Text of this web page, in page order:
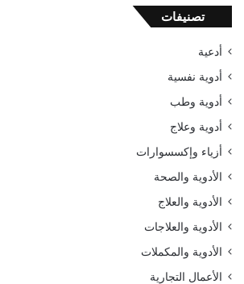
تصنيفات
أدعية
أدوية نفسية
أدوية وطب
أدوية وعلاج
أزياء وإكسسوارات
الأدوية والصحة
الأدوية والعلاج
الأدوية والعلاجات
الأدوية والمكملات
الأعمال التجارية